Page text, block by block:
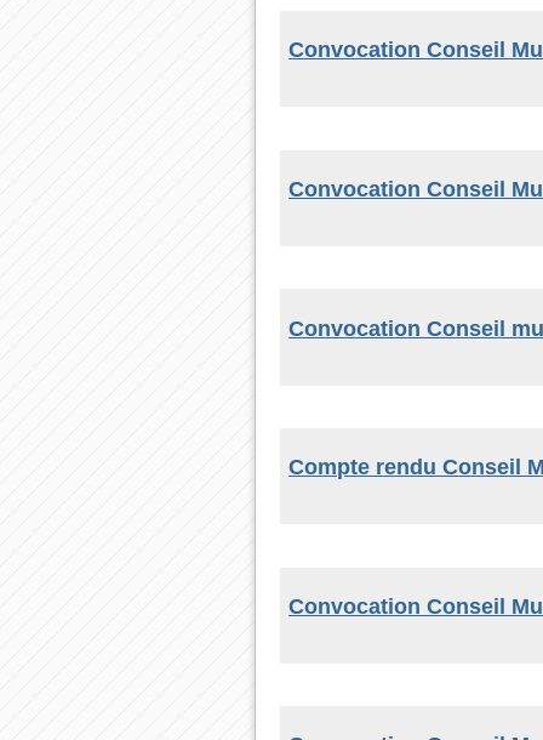
Convocation Conseil
Convocation Conseil
Convocation Conseil
Compte rendu Conseil
Convocation Conseil